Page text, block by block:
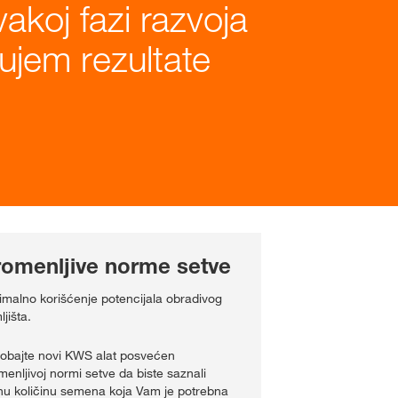
fazi razvoja
rezultate
norme setve
korišćenje potencijala obradivog
novi KWS alat posvećen
normi setve da biste saznali
količinu semena koja Vam je potrebna